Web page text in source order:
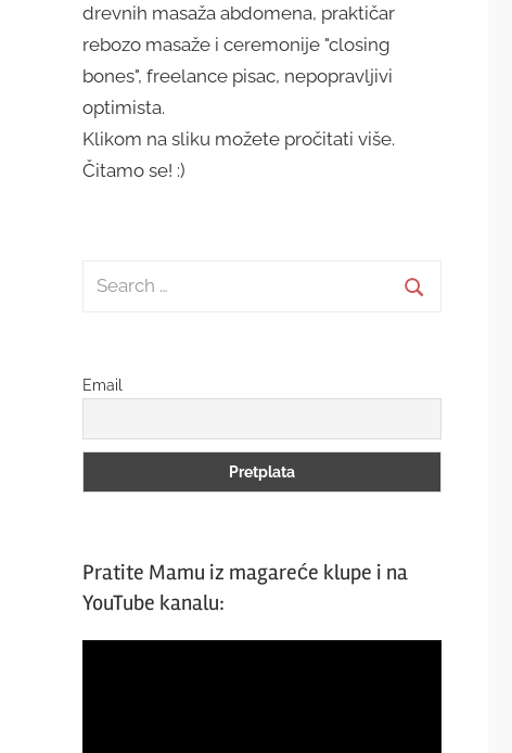
drevnih masaža abdomena, praktičar
rebozo masaže i ceremonije "closing
bones", freelance pisac, nepopravljivi
optimista.
Klikom na sliku možete pročitati više.
Čitamo se! :)
Search
Email
Pratite Mamu iz magareće klupe i na
YouTube kanalu: